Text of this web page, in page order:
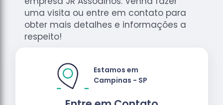
uma visita ou entre em contato para
obter mais detalhes e informações a
respeito!
Estamos em
Campinas - SP